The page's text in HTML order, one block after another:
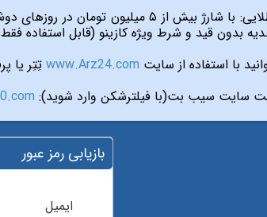
در روزهای دوشنبه،پنج شنبه و جمعه از طریق تمام درگاه های سایت،
با استفاده از سایت www.Arz24.com تِتِر یا پرفکت
سایت سیب بت(با فیلترشکن وارد شوید):
بازیابی رمز عبور
ایمیل